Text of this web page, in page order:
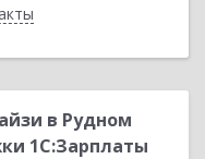
в Рудном
1С:Зарплаты